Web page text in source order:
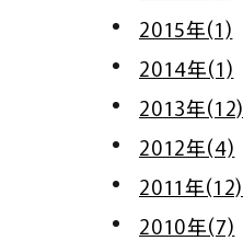
2015年(1)
2014年(1)
2013年(12)
2012年(4)
2011年(12)
2010年(7)